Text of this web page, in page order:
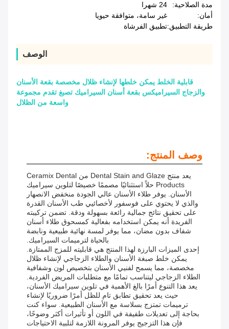
مدة الصلاحية:
24 شهرا
أمان:
غير سامة، متوافقة حيويا
طريقة التطبيق:تطبيق الفرشاة
الوصف
قابلية الخلط يمكن خلطها لإنشاء ظلال مخصصة بقعة الأسنان
والزجاج السيراميكس بقعة أسنان السيراميك تصبغ تقدم مجموعة
واسعة من الظلال
وصف المنتج:
يعد منتج Dental Stain and Glaze من Ceramix Dental
Products حلاً استثنائيًا مصممًا خصيصًا لتلوين سيراميك
الأسنان. يوفر طلاء الأسنان عالي الجودة منخفض الانصهار
والذي لا يحتوي على فوسفور لأخصائيي طب الأسنان القدرة
على تحقيق نتائج جمالية رائعة بسهولة ودقة. تضمن تركيبته
الفريدة أنه يمكن استخدامه بفعالية كمسحوق طلاء أسنان
شفاف بدون مضان، مما يوفر لمسة نهائية طبيعية ونابضة
بالحياة لترميمات السيراميك.
إحدى الميزات البارزة لهذا المنتج هي قابليته للمزج الممتازة.
يمكن خلط صبغة الأسنان والطلاء الزجاجي لإنشاء ظلال
مخصصة، مما يسمح لفنيي الأسنان بتخصيص لون وشفافية
الطلاء الزجاجي ليتناسب تمامًا مع متطلبات المريض الفردية.
يعد هذا التنوع أمرًا بالغ الأهمية في تلوين سيراميك الأسنان،
حيث يعد تحقيق تطابق تام للظل أمرًا ضروريًا لإنشاء
ترميمات تمتزج بسلاسة مع الأسنان الطبيعية. سواء كنت
بحاجة إلى تعديلات طفيفة في اللون أو تأثيرات أكثر وضوحًا،
فإن هذا التزجيج يوفر المرونة اللازمة لتلبية الاحتياجات